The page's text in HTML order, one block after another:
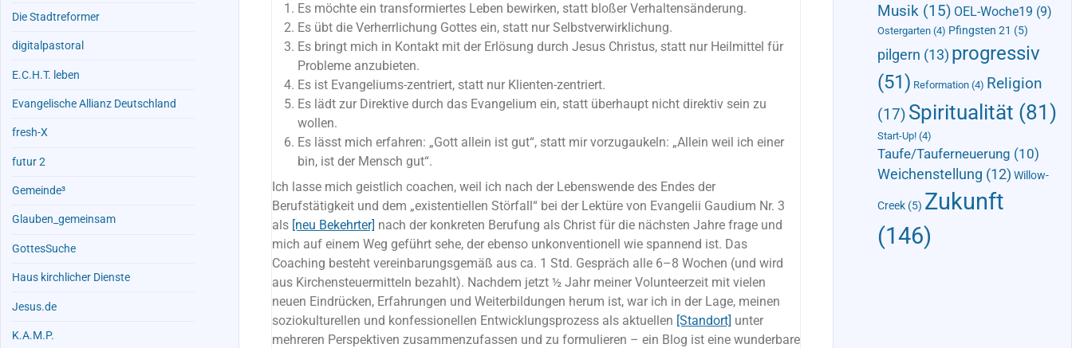
Es möchte ein transformiertes Leben bewirken, statt bloßer Verhaltensänderung.
Es übt die Verherrlichung Gottes ein, statt nur Selbstverwirklichung.
Es bringt mich in Kontakt mit der Erlösung durch Jesus Christus, statt nur Heilmittel für
Probleme anzubieten.
Es ist Evangeliums-zentriert, statt nur Klienten-zentriert.
Es lädt zur Direktive durch das Evangelium ein, statt überhaupt nicht direktiv sein zu
wollen.
Es lässt mich erfahren: „Gott allein ist gut“, statt mir vorzugaukeln: „Allein weil ich einer
bin, ist der Mensch gut“.
Ich lasse mich geistlich coachen, weil ich nach der Lebenswende des Endes der
Berufstätigkeit und dem „existentiellen Störfall“ bei der Lektüre von Evangelii Gaudium Nr. 3
als [neu Bekehrter] nach der konkreten Berufung als Christ für die nächsten Jahre frage und
mich auf einem Weg geführt sehe, der ebenso unkonventionell wie spannend ist. Das
Coaching besteht vereinbarungsgemäß aus ca. 1 Std. Gespräch alle 6–8 Wochen (und wird
aus Kirchensteuermitteln bezahlt). Nachdem jetzt ½ Jahr meiner Volunteerzeit mit vielen
neuen Eindrücken, Erfahrungen und Weiterbildungen herum ist, war ich in der Lage, meinen
soziokulturellen und konfessionellen Entwicklungsprozess als aktuellen [Standort] unter
mehreren Perspektiven zusammenzufassen und zu formulieren – ein Blog ist eine wunderbare
Die Stadtreformer
digitalpastoral
E.C.H.T. leben
Evangelische Allianz Deutschland
fresh-X
futur 2
Gemeinde³
Glauben_gemeinsam
GottesSuche
Haus kirchlicher Dienste
Jesus.de
K.A.M.P.
Musik(15) OEL-Woche19 (9)
Ostergarten(4) Pfingsten 21 (5)
pilgern (13) progressiv
(51) Reformation(4) Religion
(17) Spiritualität (81)
Start-Up!(4)
Taufe/Tauferneuerung (10)
Weichenstellung (12) Willow-
Creek(5) Zukunft
(146)